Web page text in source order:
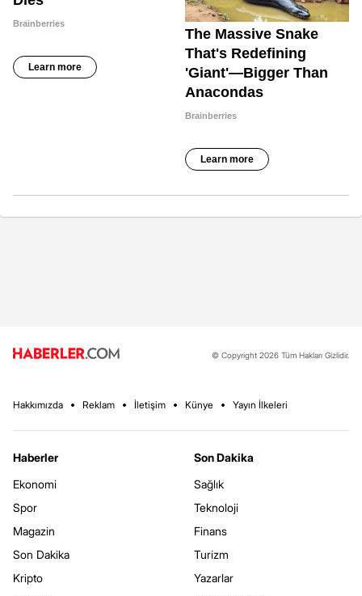
© Copyright 2026 Tüm Hakları Gizlidir.
Hakkımızda Reklam İletişim Künye Yayın İlkeleri
Haberler
Ekonomi
Spor
Magazin
Son Dakika
Kripto
Son Dakika
Sağlık
Teknoloji
Finans
Turizm
Yazarlar